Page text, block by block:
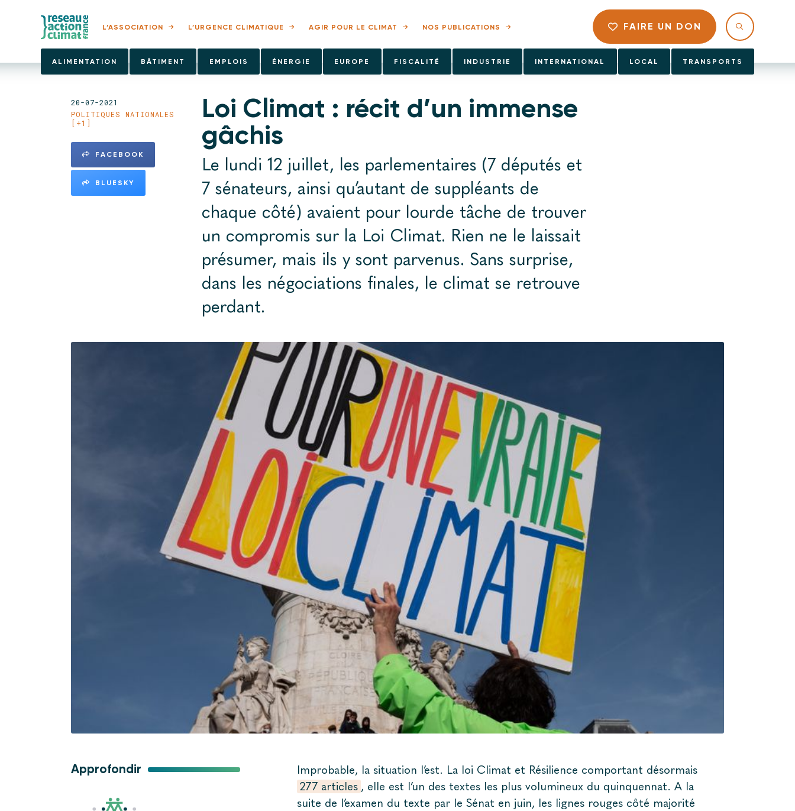
L’ASSOCIATION L’URGENCE CLIMATIQUE AGIR POUR LE CLIMAT NOS PUBLICATIONS FAIRE UN DON
ALIMENTATION BÂTIMENT EMPLOIS ÉNERGIE EUROPE FISCALITÉ INDUSTRIE INTERNATIONAL LOCAL TRANSPORTS
20-07-2021
POLITIQUES NATIONALES
[+1]
FACEBOOK
BLUESKY
Loi Climat : récit d’un immense
gâchis
Le lundi 12 juillet, les parlementaires (7 députés et
7 sénateurs, ainsi qu’autant de suppléants de
chaque côté) avaient pour lourde tâche de trouver
un compromis sur la Loi Climat. Rien ne le laissait
présumer, mais ils y sont parvenus. Sans surprise,
dans les négociations finales, le climat se retrouve
perdant.
Approfondir
Improbable, la situation l’est. La loi Climat et Résilience comportant désormais
277 articles , elle est l’un des textes les plus volumineux du quinquennat. A la
suite de l’examen du texte par le Sénat en juin, les lignes rouges côté majorité